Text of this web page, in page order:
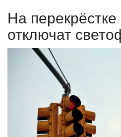
ПАВЛОДАРСКАЯ ОБЛАСТЬ
КАЗАХСТАН
СПЕЦПРОЕКТЫ
На
отключат